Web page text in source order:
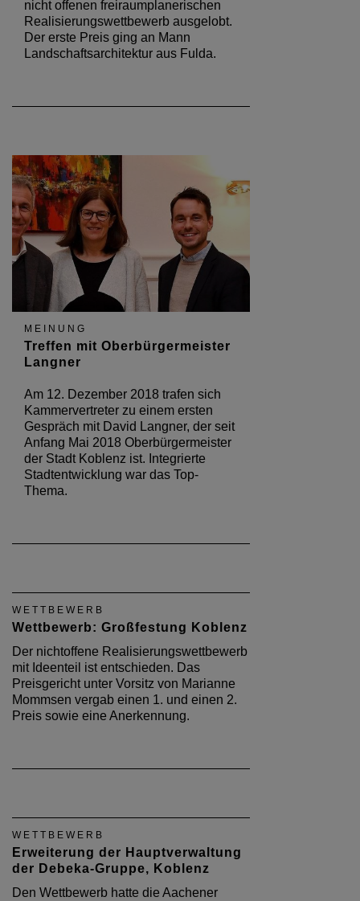
nicht offenen freiraumplanerischen
Realisierungswettbewerb ausgelobt.
Der erste Preis ging an Mann
Landschaftsarchitektur aus Fulda.
MEINUNG
Treffen mit Oberbürgermeister
Langner
Am 12. Dezember 2018 trafen sich
Kammervertreter zu einem ersten
Gespräch mit David Langner, der seit
Anfang Mai 2018 Oberbürgermeister
der Stadt Koblenz ist. Integrierte
Stadtentwicklung war das Top-
Thema.
WETTBEWERB
Wettbewerb: Großfestung Koblenz
Der nichtoffene Realisierungswettbewerb
mit Ideenteil ist entschieden. Das
Preisgericht unter Vorsitz von Marianne
Mommsen vergab einen 1. und einen 2.
Preis sowie eine Anerkennung.
WETTBEWERB
Erweiterung der Hauptverwaltung
der Debeka-Gruppe, Koblenz
Den Wettbewerb hatte die Aachener